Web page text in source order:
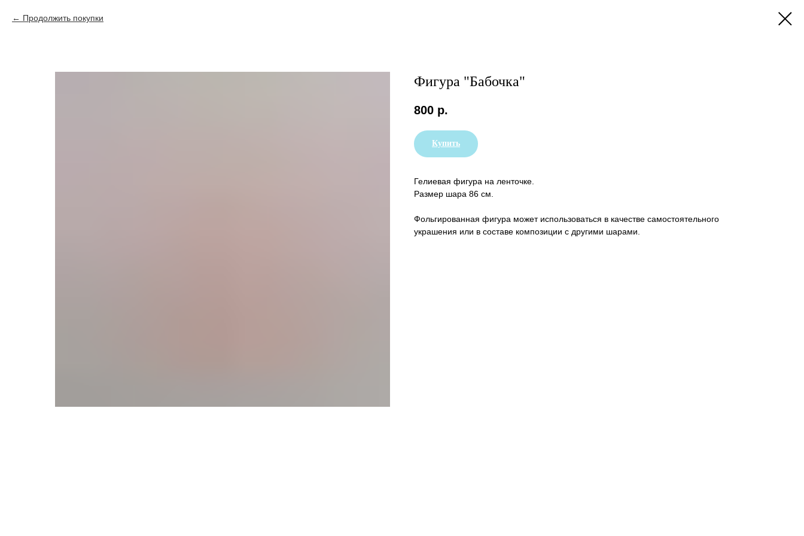
Продолжить покупки
Фигура "Бабочка"
800 р.
Купить
Гелиевая фигура на ленточке.
Размер шара 86 см.
Фольгированная фигура может использоваться в качестве самостоятельного
украшения или в составе композиции с другими шарами.